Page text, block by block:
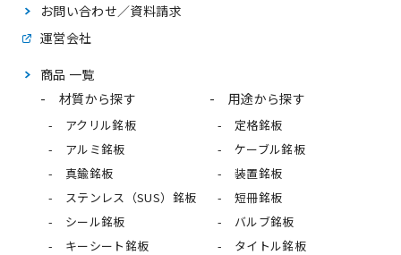
お問い合わせ／資料請求
運営会社
商品 一覧
材質から探す
アクリル銘板
アルミ銘板
真鍮銘板
ステンレス（SUS）銘板
シール銘板
キーシート銘板
用途から探す
定格銘板
ケーブル銘板
装置銘板
短冊銘板
バルブ銘板
タイトル銘板